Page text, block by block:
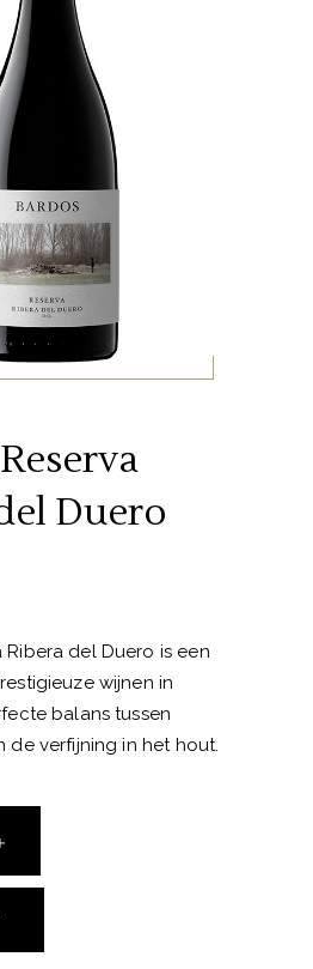
Duero
Ribera del Duero is een
wijnen in
balans tussen
de verfijning in het hout.